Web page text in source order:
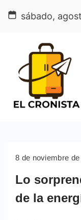
sábado,
8 de noviembre de
Lo
de la